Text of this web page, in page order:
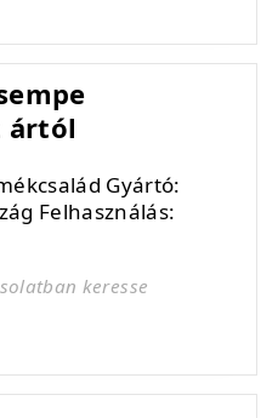
ártól
Gyártó:
Felhasználás:
keresse